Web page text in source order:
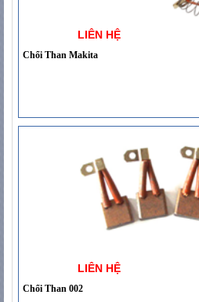
LIÊN HỆ
Chổi Than Makita
LIÊN HỆ
Chổi Than 002